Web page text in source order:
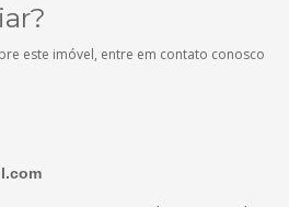
este imóvel, entre em contato conosco